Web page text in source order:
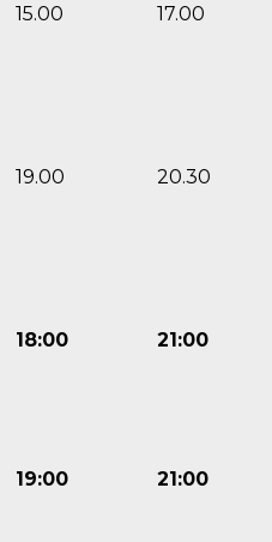
15.00 17.00
19.00 20.30
18:00 21:00
19:00 21:00